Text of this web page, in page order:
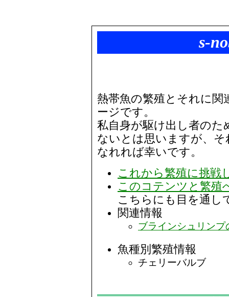
s-
熱帯魚の繁殖とそれに
ージです。
私自身が駆け出し者の
ないとは思いますが、
なれれば幸いです。
これから繁殖に挑戦
このコテンツと繁殖
こちらにも目を通し
関連情報
ブラインシュリンプ
魚種別繁殖情報
チェリーバルブ